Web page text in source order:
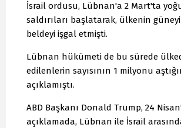
İsrail ordusu, Lübnan'a 2 Mart'ta
saldırıları başlatarak, ülkenin
beldeyi işgal etmişti.
Lübnan hükümeti de bu sürede
edilenlerin sayısının 1 milyonu
açıklamıştı.
ABD Başkanı Donald Trump, 24
açıklamada, Lübnan ile İsrail